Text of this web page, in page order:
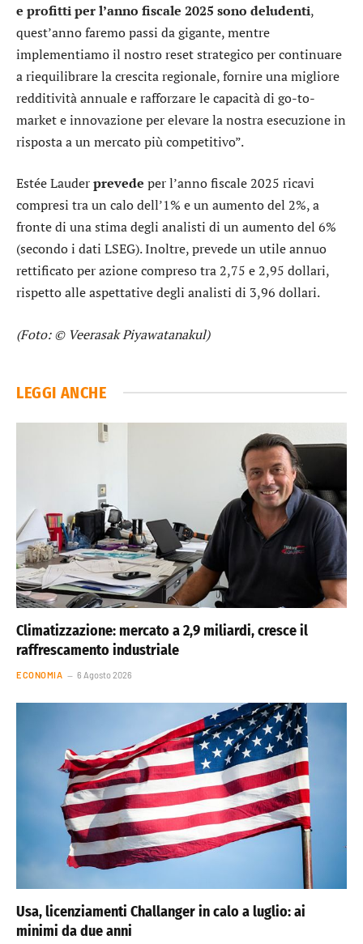
e profitti per l’anno fiscale 2025 sono deludenti,
quest’anno faremo passi da gigante, mentre
implementiamo il nostro reset strategico per continuare
a riequilibrare la crescita regionale, fornire una migliore
redditività annuale e rafforzare le capacità di go-to-
market e innovazione per elevare la nostra esecuzione in
risposta a un mercato più competitivo”.
Estée Lauderprevede per l’anno fiscale 2025 ricavi
compresi tra un calo dell’1% e un aumento del 2%, a
fronte di una stima degli analisti di un aumento del 6%
(secondo i dati LSEG). Inoltre, prevede un utile annuo
rettificato per azione compreso tra 2,75 e 2,95 dollari,
rispetto alle aspettative degli analisti di 3,96 dollari.
(Foto: © Veerasak Piyawatanakul)
LEGGI ANCHE
Climatizzazione: mercato a 2,9 miliardi, cresce il
raffrescamento industriale
ECONOMIA 6 Agosto 2026
Usa, licenziamenti Challanger in calo a luglio: ai
minimi da due anni